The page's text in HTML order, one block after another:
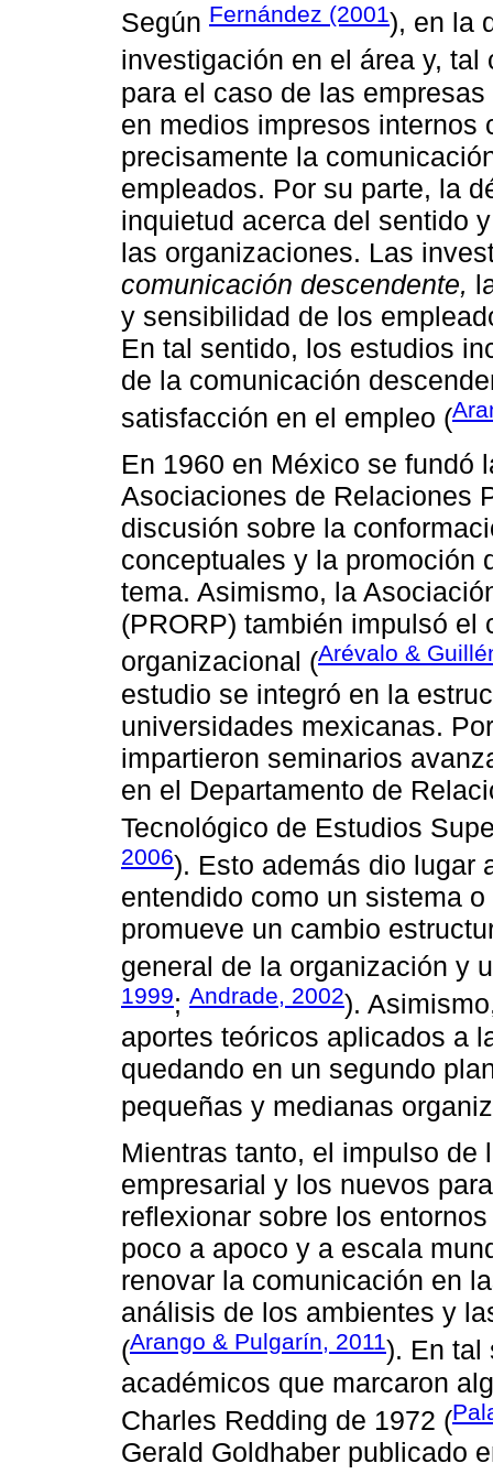
Según Fernández (2001), en la
investigación en el área y,
para el caso de las
en medios impresos internos
precisamente la
empleados. Por su parte, la
inquietud acerca del sentido
las organizaciones. Las
comunicación descendente,
y sensibilidad de los
En tal sentido, los estudios
de la comunicación
satisfacción en el empleo (
En 1960 en México se fundó
Asociaciones de Relaciones
discusión sobre la
conceptuales y la promoción
tema. Asimismo, la
(PRORP) también impulsó
organizacional (Arévalo &
estudio se integró en la
universidades mexicanas.
impartieron seminarios
en el Departamento de
Tecnológico de Estudios
2006). Esto además dio lugar
entendido como un sistema
promueve un cambio
general de la organización y
1999; Andrade, 2002).
aportes teóricos aplicados a
quedando en un segundo
pequeñas y medianas
Mientras tanto, el impulso
empresarial y los nuevos
reflexionar sobre los
poco a apoco y a escala
renovar la comunicación en
análisis de los ambientes y
(Arango & Pulgarín, 2011). En tal
académicos que marcaron
Charles Redding de 1972 (
Gerald Goldhaber publicado